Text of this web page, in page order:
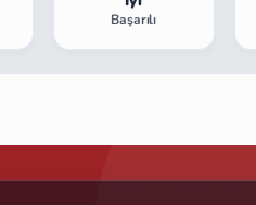
Başarılı